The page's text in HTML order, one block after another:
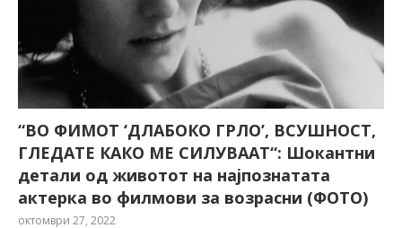
“ВО ФИМОТ ‘ДЛАБОКО ГРЛО’, ВСУШНОСТ,
ГЛЕДАТЕ КАКО МЕ СИЛУВААТ“: Шокантни
детали од животот на најпознатата
актерка во филмови за возрасни (ФОТО)
октомври 27, 2022